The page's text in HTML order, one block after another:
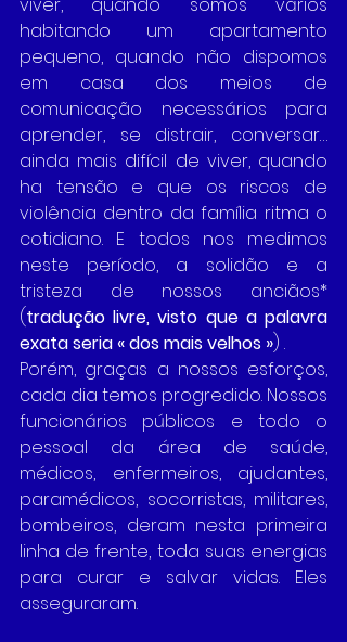
habitando um apartamento
pequeno, quando não dispomos
em casa dos meios de
comunicação necessários para
aprender, se distrair, conversar…
ainda mais difícil de viver, quando
ha tensão e que os riscos de
violência dentro da família ritma o
cotidiano. E todos nos medimos
neste período, a solidão e a
tristeza de nossos anciãos*
(tradução livre, visto que a palavra
exata seria « dos mais velhos ») .
Porém, graças a nossos esforços,
cada dia temos progredido. Nossos
funcionários públicos e todo o
pessoal da área de saúde,
médicos, enfermeiros, ajudantes,
paramédicos, socorristas, militares,
bombeiros, deram nesta primeira
linha de frente, toda suas energias
para curar e salvar vidas. Eles
asseguraram.